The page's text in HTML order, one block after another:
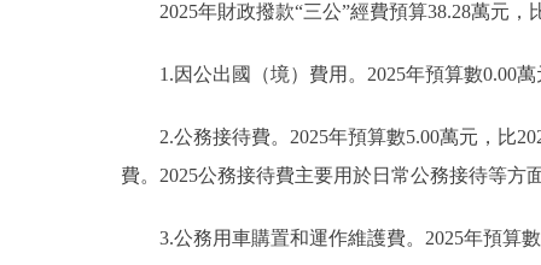
2025年財政撥款“三公”經費預算38.28萬元，
1.因公出國（境）費用。2025年預算數0.00萬
2.公務接待費。2025年預算數5.00萬元，比
費。2025公務接待費主要用於日常公務接待等方
3.公務用車購置和運作維護費。2025年預算數